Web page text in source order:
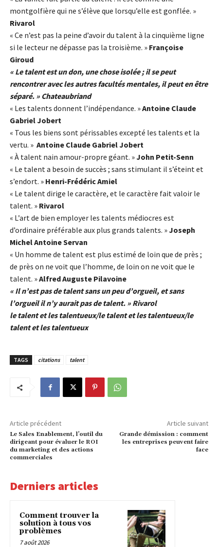
montgolfière qui ne s’élève que lorsqu’elle est gonflée. »
Rivarol
« Ce n’est pas la peine d’avoir du talent à la cinquième ligne
si le lecteur ne dépasse pas la troisième. » Françoise
Giroud
« Le talent est un don, une chose isolée ; il se peut
rencontrer avec les autres facultés mentales, il peut en être
séparé. » Chateaubriand
« Les talents donnent l’indépendance. »Antoine Claude
Gabriel Jobert
« Tous les biens sont périssables excepté les talents et la
vertu. » Antoine Claude Gabriel Jobert
« À talent nain amour-propre géant. »John Petit-Senn
« Le talent a besoin de succès ; sans stimulant il s’éteint et
s’endort. » Henri-Frédéric Amiel
« Le talent dirige le caractère, et le caractère fait valoir le
talent. » Rivarol
« L’art de bien employer les talents médiocres est
d’ordinaire préférable aux plus grands talents. »Joseph
Michel Antoine Servan
« Un homme de talent est plus estimé de loin que de près ;
de près on ne voit que l’homme, de loin on ne voit que le
talent. »Alfred Auguste Pilavoine
« Il n’est pas de talent sans un peu d’orgueil, et sans
l’orgueil il n’y aurait pas de talent. » Rivarol
le talent et les talentueux/le talent et les talentueux/le
talent et les talentueux
TAGS citations talent
Article précédent
Le Sales Enablement, l’outil du
dirigeant pour évaluer le ROI
du marketing et des actions
commerciales
Article suivant
Grande démission : comment
les entreprises peuvent faire
face
Derniers articles
Comment trouver la
solution à tous vos
problèmes
7 août 2026